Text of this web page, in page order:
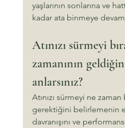
yaşlarının sonlarına ve
kadar ata binmeye
Atınızı sürmeyi
zamanının
anlarsınız?
Atınızı sürmeyi ne zaman
gerektiğini belirlemenin
davranışını ve